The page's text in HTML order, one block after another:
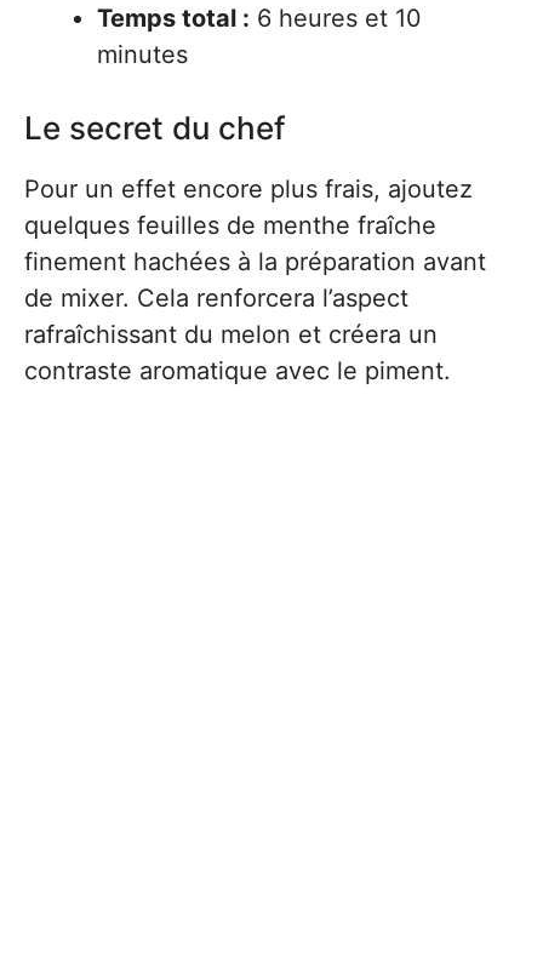
Temps total : 6 heures et 10
minutes
Le secret du chef
Pour un effet encore plus frais, ajoutez
quelques feuilles de menthe fraîche
finement hachées à la préparation avant
de mixer. Cela renforcera l’aspect
rafraîchissant du melon et créera un
contraste aromatique avec le piment.